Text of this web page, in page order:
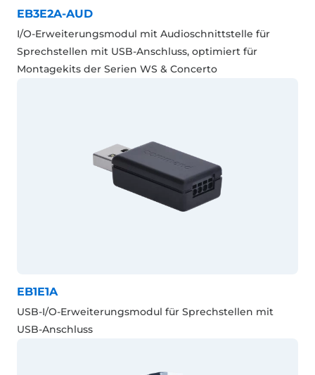
EB3E2A-AUD
I/O-Erweiterungsmodul mit Audioschnittstelle für
Sprechstellen mit USB-Anschluss, optimiert für
Montagekits der Serien WS & Concerto
EB1E1A
USB-I/O-Erweiterungsmodul für Sprechstellen mit
USB-Anschluss